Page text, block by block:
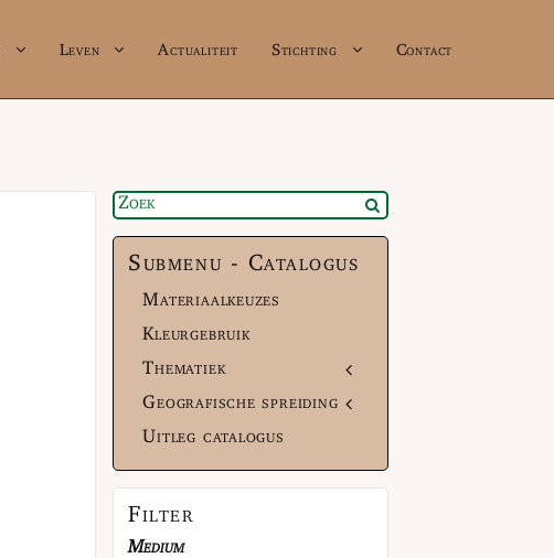
Leven Actualiteit Stichting Contact
Submenu - Catalogus
Materiaalkeuzes
Kleurgebruik
Thematiek
Geografische spreiding
Uitleg catalogus
Filter
Medium